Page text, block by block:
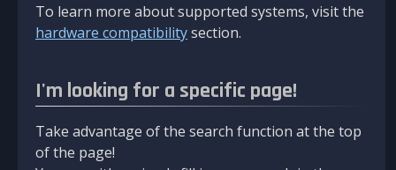
To learn more about supported systems, visit the
hardware compatibilitysection.
I'm looking for a specific page!
Take advantage of the search function at the top
of the page!